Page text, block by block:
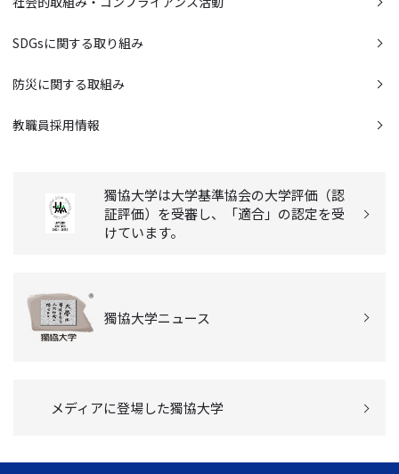
SDGsに関する取り組み
防災に関する取組み
教職員採用情報
獨協大学は大学基準協会の大学評価（認
証評価）を受審し、「適合」の認定を受
けています。
獨協大学ニュース
メディアに登場した獨協大学